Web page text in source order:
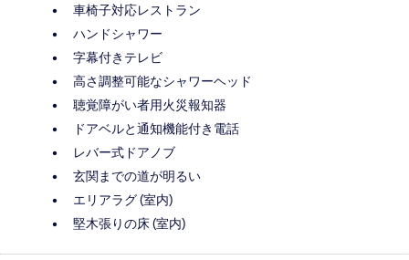
車椅子対応レストラン
ハンドシャワー
字幕付きテレビ
高さ調整可能なシャワーヘッド
聴覚障がい者用火災報知器
ドアベルと通知機能付き電話
レバー式ドアノブ
玄関までの道が明るい
エリアラグ (室内)
堅木張りの床 (室内)